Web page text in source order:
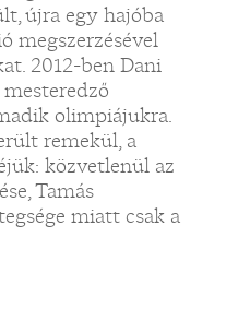
újra egy hajóba
megszerzésével
2012-ben Dani
olimpiájukra.
remekül, a
közvetlenül az
Tamás
miatt csak a